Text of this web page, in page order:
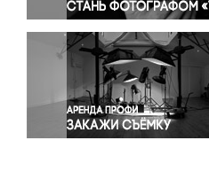
Религия
Светская жизнь
Спорт
Экология
Экономика и бизнес